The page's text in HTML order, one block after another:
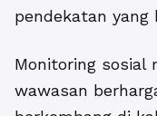
pendekatan yang
Monitoring sosial
wawasan